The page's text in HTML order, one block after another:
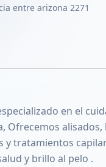
entre arizona 2271
en el
Ofrecemos
y tratamientos
y brillo al pelo .